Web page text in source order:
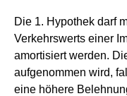
Die 1. Hypothek darf
Verkehrswerts einer
amortisiert werden.
aufgenommen wird,
eine höhere